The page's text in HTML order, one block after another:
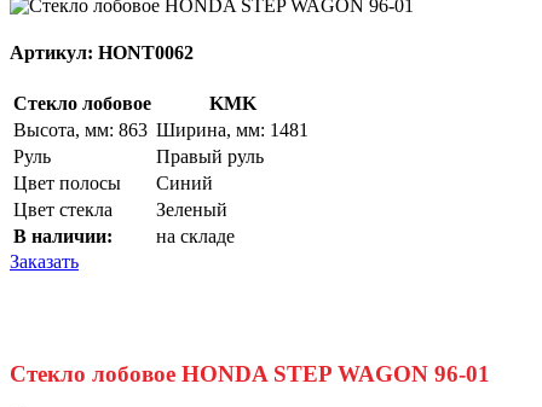
Артикул: HONT0062
Стекло лобовое
KMK
Высота, мм: 863 Ширина, мм: 1481
Руль
Правый руль
Цвет полосы
Синий
Цвет стекла
Зеленый
В наличии:
на складе
Заказать
Стекло лобовое HONDA STEP WAGON 96-01